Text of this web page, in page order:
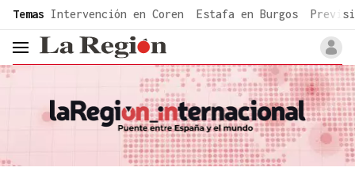
common.go-to-content
Temas Intervención en Coren Estafa en Burgos
header.menu.open